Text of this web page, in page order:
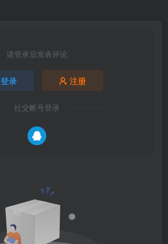
请登录后发表评论
登录 注册
社交帐号登录